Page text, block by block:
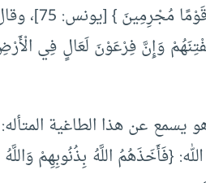
وقال عنه وعن
وَإِنَّ فِرْعَوْنَ لَعَالٍ فِي
عن هذا الطاغية